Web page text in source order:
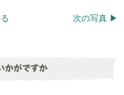
次の写真 ▶︎
かがですか